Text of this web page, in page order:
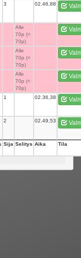
3 02.46,88
Alle
70p (<
70p)
Alle
70p (<
70p)
Alle
70p (<
70p)
1 02.36,38
2 02.49,53
Sija Selitys Aika Tila